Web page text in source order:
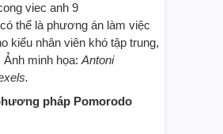
thể là phương án làm việc
kiểu nhân viên khó tập trung,
Ảnh minh họa: Antoni
pháp Pomorodo